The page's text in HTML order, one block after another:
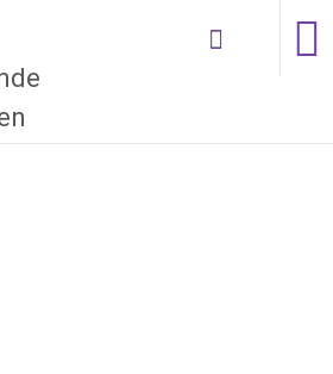
Zum Inhalt
springen